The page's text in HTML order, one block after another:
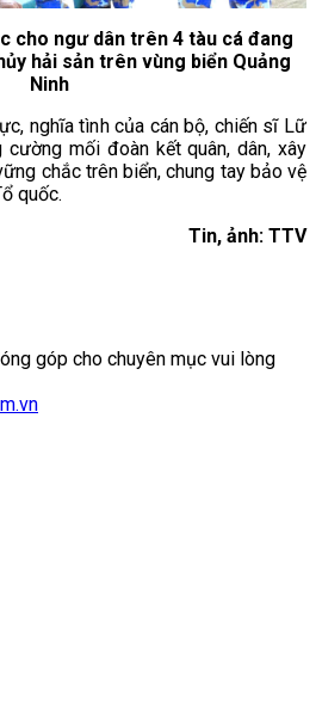
cho ngư dân trên 4 tàu cá đang
hải sản trên vùng biển Quảng
Ninh
nghĩa tình của cán bộ, chiến sĩ Lữ
mối đoàn kết quân, dân, xây
chắc trên biển, chung tay bảo vệ
quốc.
Tin, ảnh: TTV
góp cho chuyên mục vui lòng